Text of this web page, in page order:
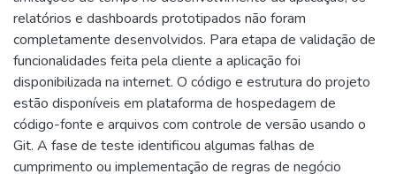
relatórios e dashboards prototipados não foram
completamente desenvolvidos. Para etapa de validação de
funcionalidades feita pela cliente a aplicação foi
disponibilizada na internet. O código e estrutura do projeto
estão disponíveis em plataforma de hospedagem de
código-fonte e arquivos com controle de versão usando o
Git. A fase de teste identificou algumas falhas de
cumprimento ou implementação de regras de negócio